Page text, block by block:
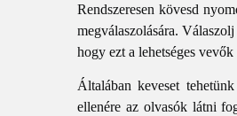
Rendszeresen kövesd
megválaszolására.
hogy ezt a lehetséges vevők
Általában keveset
ellenére az olvasók látni